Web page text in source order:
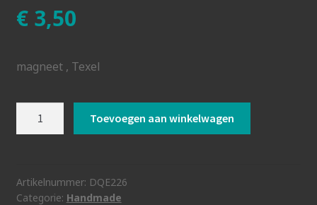
€3,50
magneet , Texel
Toevoegen aan winkelwagen
Artikelnummer: DQE226
Categorie: Handmade